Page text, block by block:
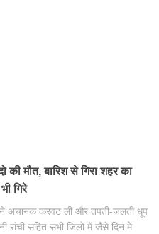
मौत, बारिश से गिरा शहर का
गिरे
अचानक करवट ली और तपती-जलती धूप
रांची सहित सभी जिलों में जैसे दिन में